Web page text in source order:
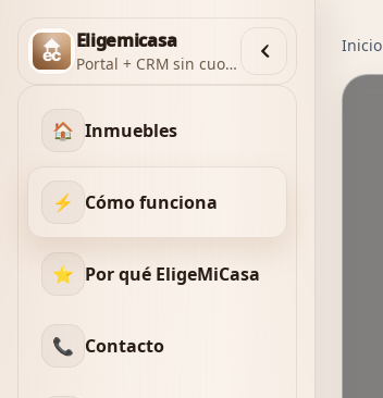
Eligemicasa
Portal + CRM sin cuotas
🏠 Inmuebles
⚡ Cómo funciona
⭐ Por qué EligeMiCasa
📞 Contacto
Inicio